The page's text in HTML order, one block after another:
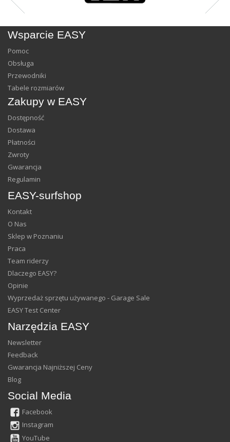
Wsparcie EASY
Pomoc
Obsługa
Przewodniki
Tabele rozmiarów
Zakupy w EASY
Dostępność
Dostawa
Płatności
Zwroty
Gwarancja
Regulamin
EASY-surfshop
Kontakt
O Nas
Sklep w Poznaniu
Praca
Team riderzy
Dlaczego EASY?
Opinie
Wyprzedaż sprzętu używanego - Garage Sale
EASY Test Center
Narzędzia EASY
Newsletter
Feedback
Gwarancja Najniższej Ceny
Blog
Social Media
Facebook
Instagram
YouTube